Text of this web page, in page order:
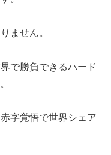
ません。
で勝負できるハード
字覚悟で世界シェア